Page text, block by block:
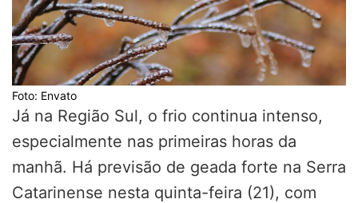
Foto: Envato
Já na Região Sul, o frio continua intenso,
especialmente nas primeiras horas da
manhã. Há previsão de geada forte na Serra
Catarinense nesta quinta-feira (21), com